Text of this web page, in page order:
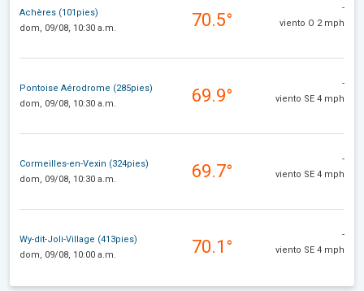
Achères (101pies)
dom, 09/08, 10:30 a.m.
70.5°
-
viento O 2 mph
Pontoise Aérodrome (285pies)
dom, 09/08, 10:30 a.m.
69.9°
-
viento SE 4 mph
Cormeilles-en-Vexin (324pies)
dom, 09/08, 10:30 a.m.
69.7°
-
viento SE 4 mph
Wy-dit-Joli-Village (413pies)
dom, 09/08, 10:00 a.m.
70.1°
-
viento SE 4 mph